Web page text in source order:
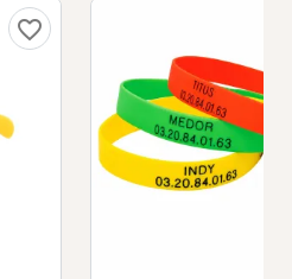
favorite_border